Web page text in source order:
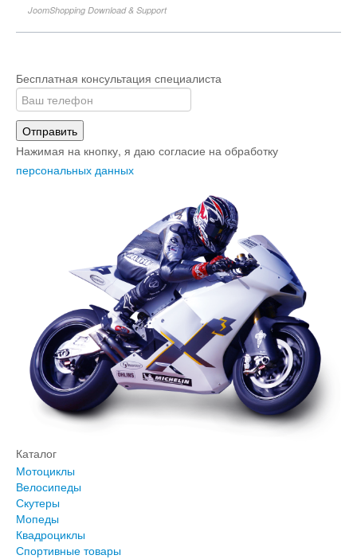
JoomShopping Download & Support
Бесплатная консультация специалиста
Отправить
Нажимая на кнопку, я даю согласие на обработку
персональных данных
Каталог
Мотоциклы
Велосипеды
Скутеры
Мопеды
Квадроциклы
Спортивные товары